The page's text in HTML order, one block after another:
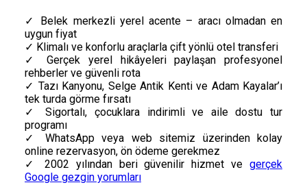
✓ Belek merkezli yerel acente – aracı olmadan en
uygun fiyat
✓ Klimalı ve konforlu araçlarla çift yönlü otel transferi
✓ Gerçek yerel hikâyeleri paylaşan profesyonel
rehberler ve güvenli rota
✓ Tazı Kanyonu, Selge Antik Kenti ve Adam Kayalar’ı
tek turda görme fırsatı
✓ Sigortalı, çocuklara indirimli ve aile dostu tur
programı
✓ WhatsApp veya web sitemiz üzerinden kolay
online rezervasyon, ön ödeme gerekmez
✓ 2002 yılından beri güvenilir hizmet ve gerçek
Google gezgin yorumları